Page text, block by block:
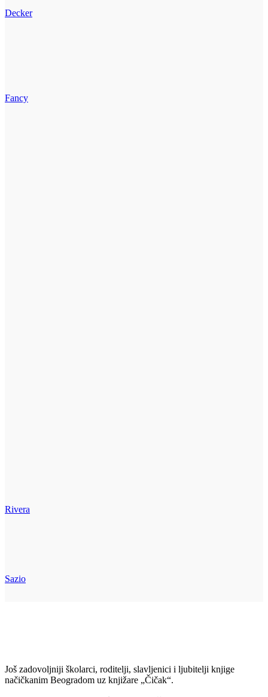
Decker
Fancy
Rivera
Sazio
Još zadovoljniji školarci, roditelji, slavljenici i ljubitelji knjige
načičkanim Beogradom uz knjižare „Čičak“.